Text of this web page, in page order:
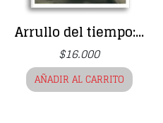
Arrullo del tiempo:...
$16.000
AÑADIR AL CARRITO